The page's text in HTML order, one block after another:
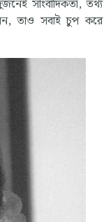
সাংবাদিকতা, তথ্য
তাও সবাই চুপ করে